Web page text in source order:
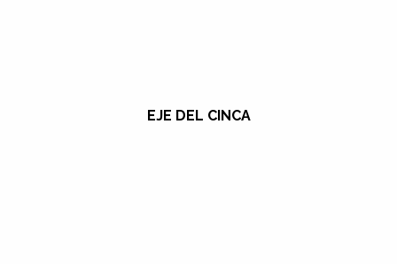
EJE DEL CINCA